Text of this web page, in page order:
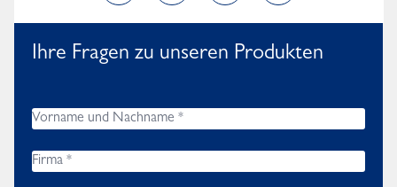
Ihre Fragen zu unseren Produkten